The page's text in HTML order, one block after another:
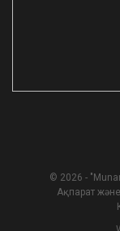
© 2026 -
Ақпарат және